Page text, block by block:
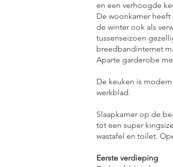
en een verhoogde
De woonkamer
de winter ook als
tussenseizoen
breedbandinternet
Aparte garderobe
De keuken is
werkblad.
Slaapkamer op de
tot een super
wastafel en toilet.
Eerste verdieping